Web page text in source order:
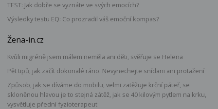
TEST: Jak dobře se vyznáte ve svých emocích?
Výsledky testu EQ: Co prozradil váš emoční kompas?
Žena-in.cz
Kvůli migréně jsem málem neměla ani děti, svěřuje se Helena
Pět tipů, jak začít dokonalé ráno. Nevynechejte snídani ani protažení
Způsob, jak se díváme do mobilu, velmi zatěžuje krční páteř, se
skloněnou hlavou je to stejná zátěž, jak se 40 kilovým pytlem na krku,
vysvětluje přední fyzioterapeut